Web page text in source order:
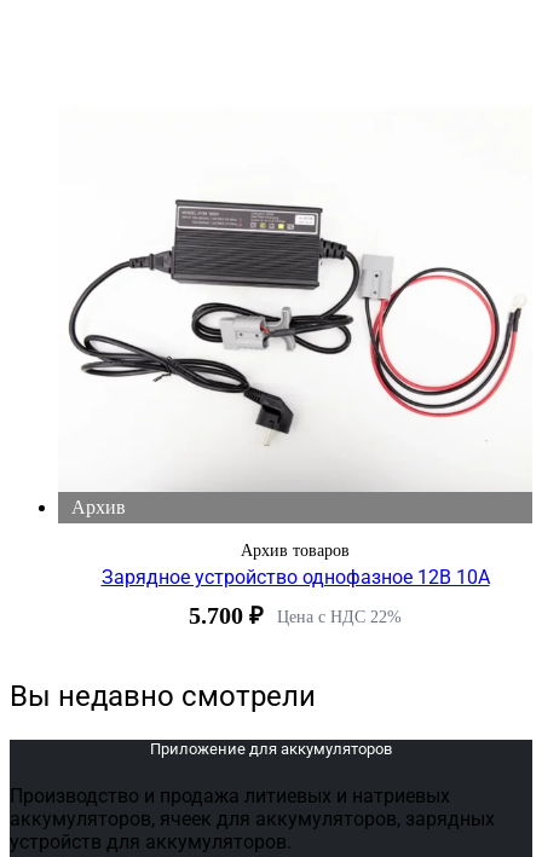
Архив
Архив товаров
Зарядное устройство однофазное 12В 10А
5.700 ₽ Цена с НДС 22%
Вы недавно смотрели
Приложение для аккумуляторов
Производство и продажа литиевых и натриевых
аккумуляторов, ячеек для аккумуляторов, зарядных
устройств для аккумуляторов.